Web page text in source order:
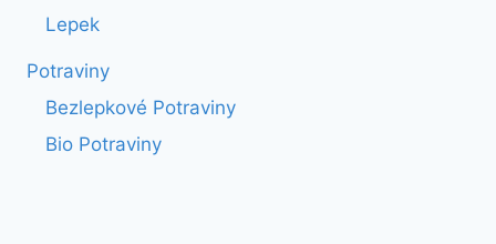
Lepek
Potraviny
Bezlepkové Potraviny
Bio Potraviny